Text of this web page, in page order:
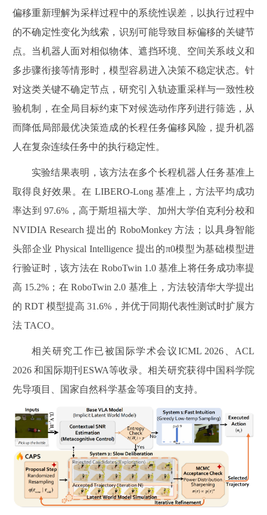
偏移重新理解为采样过程中的系统性误差，以执行过程中
的不确定性变化为线索，识别可能导致目标偏移的关键节
点。当机器人面对相似物体、遮挡环境、空间关系歧义和
多步骤衔接等情形时，模型容易进入决策不稳定状态。针
对这类关键不确定节点，研究引入轨迹重采样与一致性校
验机制，在全局目标约束下对候选动作序列进行筛选，从
而降低局部最优决策造成的长程任务偏移风险，提升机器
人在复杂连续任务中的执行稳定性。
实验结果表明，该方法在多个长程机器人任务基准上
取得良好效果。在 LIBERO-Long 基准上，方法平均成功
率达到 97.6%，高于斯坦福大学、加州大学伯克利分校和
NVIDIA Research 提出的 RoboMonkey 方法；以具身智能
头部企业 Physical Intelligence 提出的π0模型为基础模型进
行验证时，该方法在 RoboTwin 1.0 基准上将任务成功率提
高 15.2%；在 RoboTwin 2.0 基准上，方法较清华大学提出
的 RDT 模型提高 31.6%，并优于同期代表性测试时扩展方
法 TACO。
相关研究工作已被国际学术会议ICML 2026、ACL
2026 和国际期刊ESWA等收录。相关研究获得中国科学院
先导项目、国家自然科学基金等项目的支持。